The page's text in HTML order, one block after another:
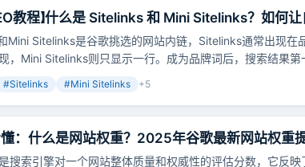
教程】什么是 Sitelinks 和 Mini Sitelinks？如何
？
Mini Sitelinks是谷歌挑选的网站内链，Sitelinks通常出现在
，Mini Sitelinks则只显示一行。成为品牌词后，搜索结果第
#Sitelinks #Mini Sitelinks +5
：什么是网站权重？2025年谷歌最新网站权重
搜索引擎对一个网站整体质量和权威性的评估分数，它反